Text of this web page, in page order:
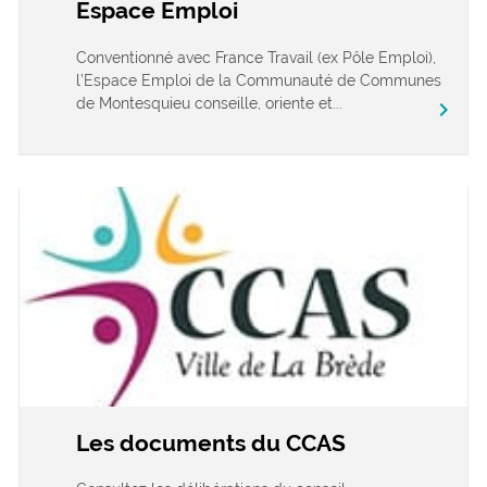
Espace Emploi
Conventionné avec France Travail (ex Pôle Emploi),
l’Espace Emploi de la Communauté de Communes
de Montesquieu conseille, oriente et...
chevron_right
Les documents du CCAS